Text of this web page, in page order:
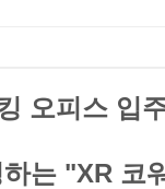
오피스 입
는 "XR 코